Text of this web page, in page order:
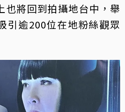
也將回到拍攝地台中，舉
引逾200位在地粉絲觀眾